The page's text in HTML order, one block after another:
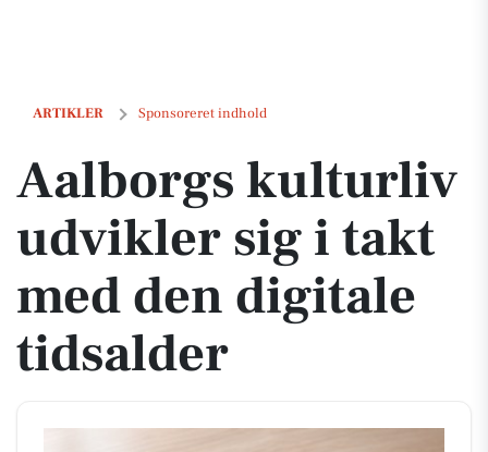
ARTIKLER Sponsoreret indhold
Aalborgs kulturliv udvikler sig i takt med den digitale tidsalder
Aalborgs kulturliv
udvikler sig i takt
med den digitale
tidsalder